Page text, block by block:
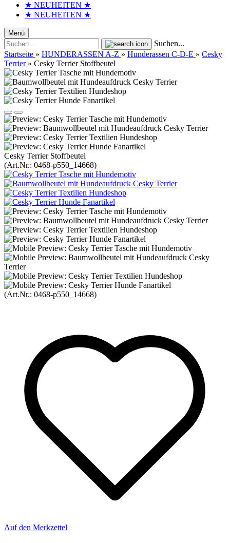
★ NEUHEITEN ★
★ NEUHEITEN ★
Menü
Suchen...
Startseite » HUNDERASSEN A-Z » Hunderassen C-D-E » Cesky
Terrier » Cesky Terrier Stoffbeutel
Cesky Terrier Stoffbeutel
(Art.Nr.: 0468-p550_14668)
(Art.Nr.: 0468-p550_14668)
Auf den Merkzettel